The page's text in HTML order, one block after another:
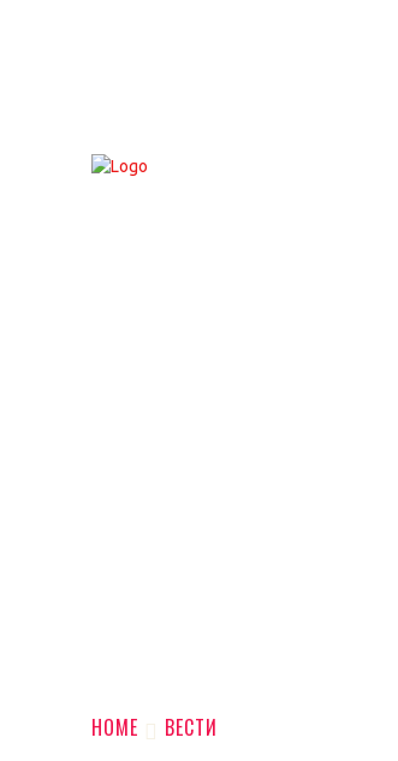
HOME ВЕСТИ